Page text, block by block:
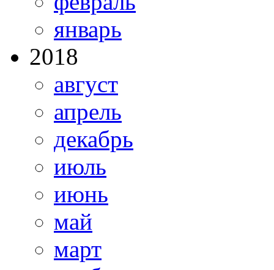
январь
2018
август
апрель
декабрь
июль
июнь
май
март